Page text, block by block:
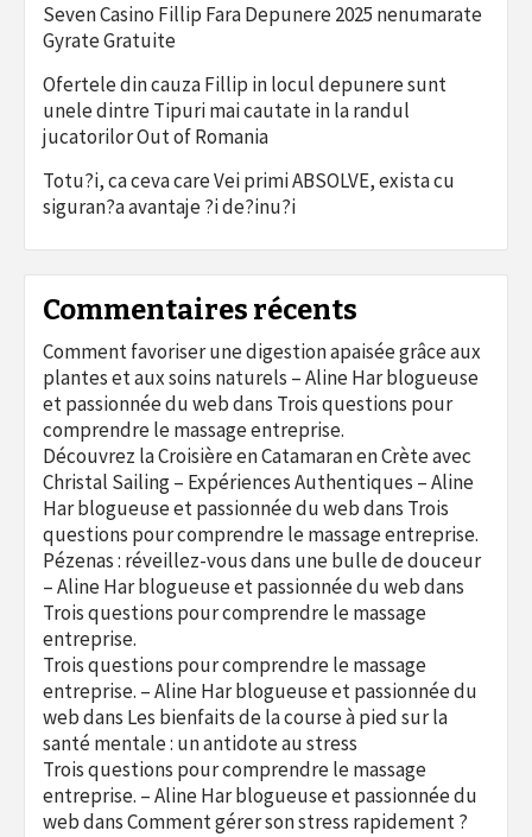
Seven Casino Fillip Fara Depunere 2025 nenumarate
Gyrate Gratuite
Ofertele din cauza Fillip in locul depunere sunt
unele dintre Tipuri mai cautate in la randul
jucatorilor Out of Romania
Totu?i, ca ceva care Vei primi ABSOLVE, exista cu
siguran?a avantaje ?i de?inu?i
Commentaires récents
Comment favoriser une digestion apaisée grâce aux
plantes et aux soins naturels – Aline Har blogueuse
et passionnée du webdans Trois questions pour
comprendre le massage entreprise.
Découvrez la Croisière en Catamaran en Crète avec
Christal Sailing – Expériences Authentiques – Aline
Har blogueuse et passionnée du webdans Trois
questions pour comprendre le massage entreprise.
Pézenas : réveillez-vous dans une bulle de douceur
– Aline Har blogueuse et passionnée du webdans
Trois questions pour comprendre le massage
entreprise.
Trois questions pour comprendre le massage
entreprise. – Aline Har blogueuse et passionnée du
webdans Les bienfaits de la course à pied sur la
santé mentale : un antidote au stress
Trois questions pour comprendre le massage
entreprise. – Aline Har blogueuse et passionnée du
webdansComment gérer son stress rapidement ?